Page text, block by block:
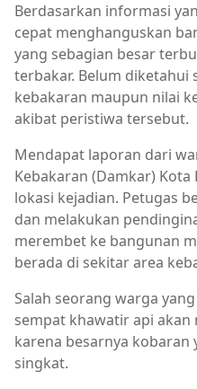
Berdasarkan informasi
cepat menghanguskan
yang sebagian besar
terbakar. Belum diketahui
kebakaran maupun nilai
akibat peristiwa tersebut.
Mendapat laporan dari
Kebakaran (Damkar)
lokasi kejadian. Petugas
dan melakukan
merembet ke bangunan
berada di sekitar area
Salah seorang warga
sempat khawatir api
karena besarnya
singkat.